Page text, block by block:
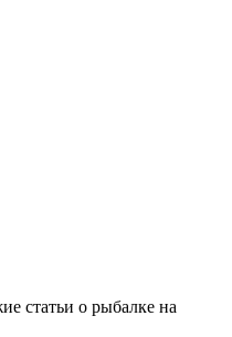
статьи о рыбалке на